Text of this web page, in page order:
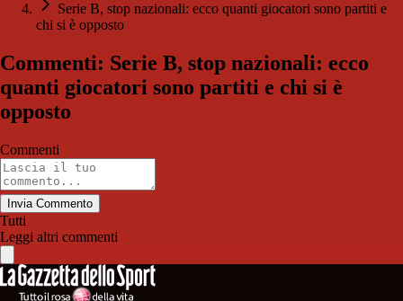
Serie B, stop nazionali: ecco quanti giocatori sono partiti e
chi si è opposto
Commenti: Serie B, stop nazionali: ecco
quanti giocatori sono partiti e chi si è
opposto
Commenti
Invia Commento
Tutti
Leggi altri commenti